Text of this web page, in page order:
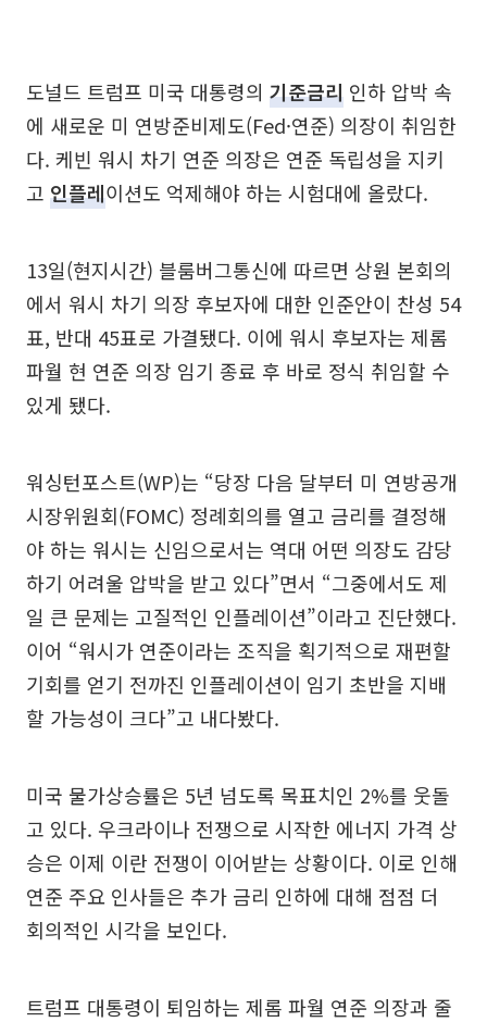
도널드 트럼프 미국 대통령의 기준금리 인하 압박 속
에 새로운 미 연방준비제도(Fed·연준) 의장이 취임한
다. 케빈 워시 차기 연준 의장은 연준 독립성을 지키
고 인플레이션도 억제해야 하는 시험대에 올랐다.
13일(현지시간) 블룸버그통신에 따르면 상원 본회의
에서 워시 차기 의장 후보자에 대한 인준안이 찬성 54
표, 반대 45표로 가결됐다. 이에 워시 후보자는 제롬
파월 현 연준 의장 임기 종료 후 바로 정식 취임할 수
있게 됐다.
워싱턴포스트(WP)는 “당장 다음 달부터 미 연방공개
시장위원회(FOMC) 정례회의를 열고 금리를 결정해
야 하는 워시는 신임으로서는 역대 어떤 의장도 감당
하기 어려울 압박을 받고 있다”면서 “그중에서도 제
일 큰 문제는 고질적인 인플레이션”이라고 진단했다.
이어 “워시가 연준이라는 조직을 획기적으로 재편할
기회를 얻기 전까진 인플레이션이 임기 초반을 지배
할 가능성이 크다”고 내다봤다.
미국 물가상승률은 5년 넘도록 목표치인 2%를 웃돌
고 있다. 우크라이나 전쟁으로 시작한 에너지 가격 상
승은 이제 이란 전쟁이 이어받는 상황이다. 이로 인해
연준 주요 인사들은 추가 금리 인하에 대해 점점 더
회의적인 시각을 보인다.
트럼프 대통령이 퇴임하는 제롬 파월 연준 의장과 줄